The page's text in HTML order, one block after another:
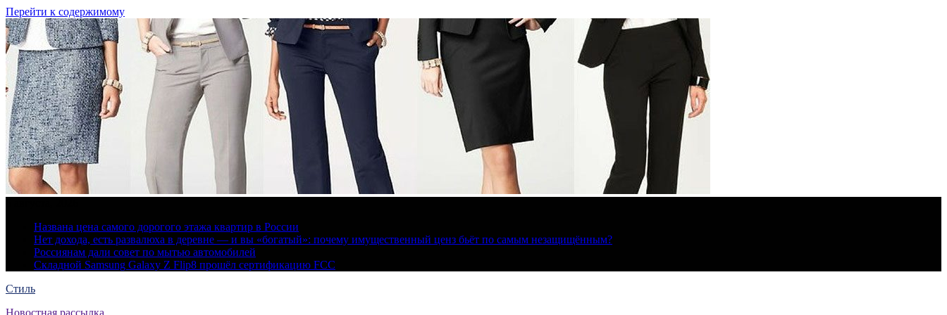
Перейти к содержимому
Названа цена самого дорогого этажа квартир в России
Нет дохода, есть развалюха в деревне — и вы «богатый»: почему имущественный ценз бьёт по самым незащищённым?
Россиянам дали совет по мытью автомобилей
Складной Samsung Galaxy Z Flip8 прошёл сертификацию FCC
Стиль
Новостная рассылка